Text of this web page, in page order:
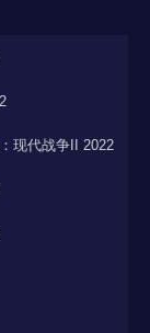
现代战争II 2022